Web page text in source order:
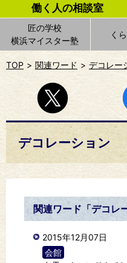
働く人の相談室
匠の学校
横浜マイスター塾
く
TOP 関連ワード デコレー
デコレーション
関連ワード「デコレ
2015年12月07日
会館